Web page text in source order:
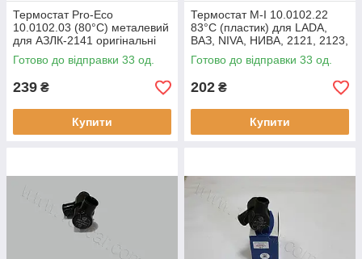
Термостат Pro-Eco
10.0102.03 (80°C) металевий
для АЗЛК-2141 оригінальні
номери: 2141-1306010
Готово до відправки 33 од.
239 ₴
Купити
Термостат M-I 10.0102.22
83°C (пластик) для LADA,
ВАЗ, NIVA, НИВА, 2121, 2123,
оригінальні номери:
21211306010
Готово до відправки 33 од.
202 ₴
Купити